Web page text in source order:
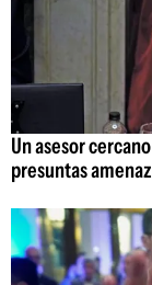
Un asesor
presuntas